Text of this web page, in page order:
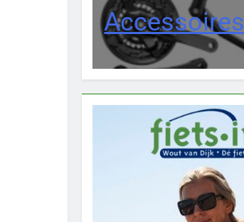
Accessoires